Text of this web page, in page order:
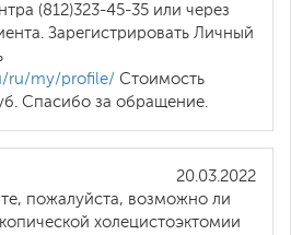
(812)323-45-35 или через
Зарегистрировать Личный
ru/my/profile/ Стоимость
Спасибо за обращение.
20.03.2022
пожалуйста, возможно ли
холецистоэктомии